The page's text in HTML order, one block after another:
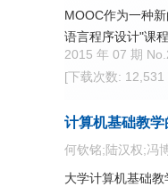
MOOC作为一种
语言程序设计"课
2015 年 07 期
[下载次数: 12,531
计算机基础教
何钦铭;陆汉权;冯
大学计算机基础